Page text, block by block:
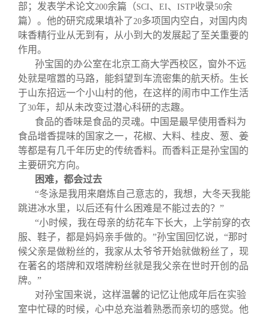
联系我们
部；发表学术论文200余篇（SCI、 EI、 ISTP收录50余
篇）。他的研究成果填补了 20多项国内空白，对国内肉
味香精行业从无到有，从小到大的发展起了至关重要的
作用。
孙宝国的办公室在北京工商大学西校区，窗外不远
处就是喧嚣的马路，能斜望到车流密集的航天桥。生长
于山东招远一个小山村的他，在这样的闹市中工作生活
了30年，却从未改变过潜心科研的志趣。
食品的香味是食品的灵魂。中国是最早使用香料为
食品增香提味的国家之一，花椒、大料、桂皮、葱、姜
等都是有几千年历史的传统香料。而香料正是孙宝国的
主要研究方向。
困难，都会过去
“冬泳是我用来磨炼自己意志的，我想，大冬天我能
跳进冰水里，以后还有什么困难是不能过去的？”
“小时候，我在母亲的纺花车下长大，上学前穿的衣
服、鞋子，都是妈妈亲手做的。”孙宝国回忆说，“那时
候父亲是做粉丝的，我家从太爷爷开始就做粉丝了，现
在著名的塔牌和双塔牌粉丝就是我父亲在世时开创的品
牌。”
对孙宝国来说，这样温馨的记忆让他成年后在实验
室中忙碌的时候，心中总充溢着熟悉而亲切的感觉。他